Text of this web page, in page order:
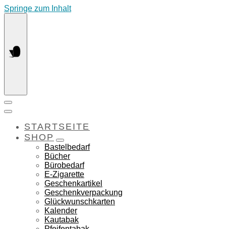
Springe zum Inhalt
STARTSEITE
SHOP
Bastelbedarf
Bücher
Bürobedarf
E-Zigarette
Geschenkartikel
Geschenkverpackung
Glückwunschkarten
Kalender
Kautabak